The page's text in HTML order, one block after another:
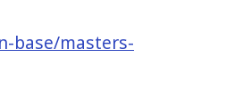
base/masters-